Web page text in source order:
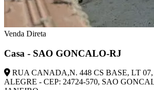
Venda Direta
Casa - SAO GONCALO-RJ
RUA CANADA,N. 448 CS BASE, LT
ALEGRE - CEP: 24724-570, SAO